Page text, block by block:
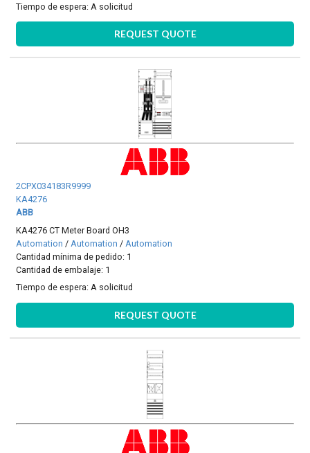
Tiempo de espera: A solicitud
REQUEST QUOTE
2CPX034183R9999
KA4276
ABB
KA4276 CT Meter Board OH3
Automation / Automation / Automation
Cantidad mínima de pedido: 1
Cantidad de embalaje: 1
Tiempo de espera: A solicitud
REQUEST QUOTE